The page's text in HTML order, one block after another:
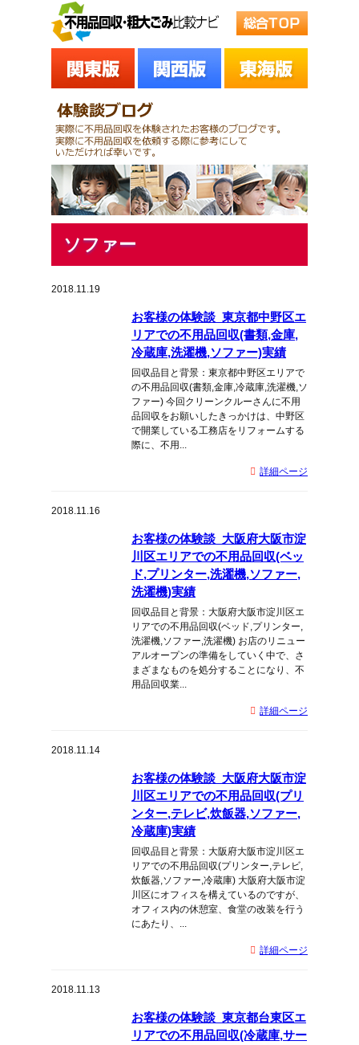
ソファー
2018.11.19
お客様の体験談_東京都中野区エ
リアでの不用品回収(書類,金庫,
冷蔵庫,洗濯機,ソファー)実績
回収品目と背景：東京都中野区エリアで
の不用品回収(書類,金庫,冷蔵庫,洗濯機,ソ
ファー) 今回クリーンクルーさんに不用
品回収をお願いしたきっかけは、中野区
で開業している工務店をリフォームする
際に、不用...
詳細ページ
2018.11.16
お客様の体験談_大阪府大阪市淀
川区エリアでの不用品回収(ベッ
ド,プリンター,洗濯機,ソファー,
洗濯機)実績
回収品目と背景：大阪府大阪市淀川区エ
リアでの不用品回収(ベッド,プリンター,
洗濯機,ソファー,洗濯機) お店のリニュー
アルオープンの準備をしていく中で、さ
まざまなものを処分することになり、不
用品回収業...
詳細ページ
2018.11.14
お客様の体験談_大阪府大阪市淀
川区エリアでの不用品回収(プリ
ンター,テレビ,炊飯器,ソファー,
冷蔵庫)実績
回収品目と背景：大阪府大阪市淀川区エ
リアでの不用品回収(プリンター,テレビ,
炊飯器,ソファー,冷蔵庫) 大阪府大阪市淀
川区にオフィスを構えているのですが、
オフィス内の休憩室、食堂の改装を行う
にあたり、...
詳細ページ
2018.11.13
お客様の体験談_東京都台東区エ
リアでの不用品回収(冷蔵庫,サー